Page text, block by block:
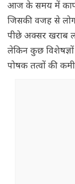
आज के समय में
जिसकी वजह से
पीछे अक्सर खराब
लेकिन कुछ
पोषक तत्वों की